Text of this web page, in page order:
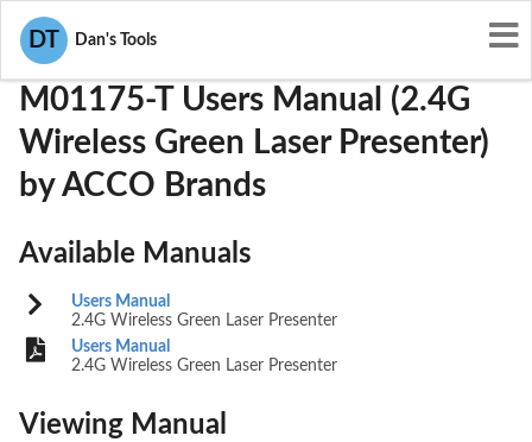
DT Dan's Tools
User Manuals GV3M01175-T
M01175-T Users Manual (2.4G
Wireless Green Laser Presenter)
by ACCO Brands
Available Manuals
Users Manual
2.4G Wireless Green Laser Presenter
Users Manual
2.4G Wireless Green Laser Presenter
Viewing Manual